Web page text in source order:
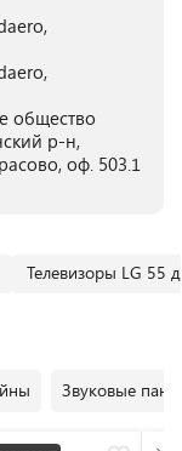
общество
р-н,
оф. 503.1
Телевизоры LG 55
Звуковые